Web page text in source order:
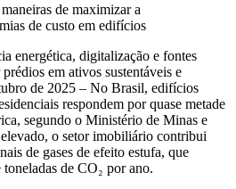
de maximizar a
de custo em edifícios
energética, digitalização e fontes
em ativos sustentáveis e
de 2025 – No Brasil, edifícios
respondem por quase metade
segundo o Ministério de Minas e
o setor imobiliário contribui
de gases de efeito estufa, que
de CO₂ por ano.